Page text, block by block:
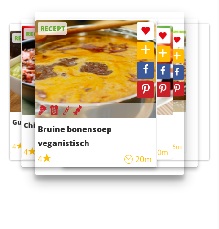
RECEPT
Guacamole
4
RECEPT
Chili con carne
4 45m
RECEPT
Bruine bonensoep
veganistisch
4
20m
RECEPT
Sushi rijstsalade
maaltijdsalade
40m
RECEPT
4 55m